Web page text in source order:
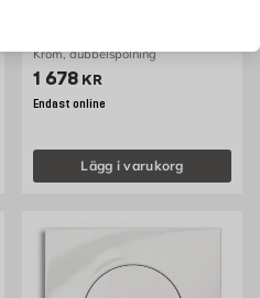
Krom, dubbelspolning
Pris 1678 kr
1 678 KR
Endast online
Lägg i varukorg